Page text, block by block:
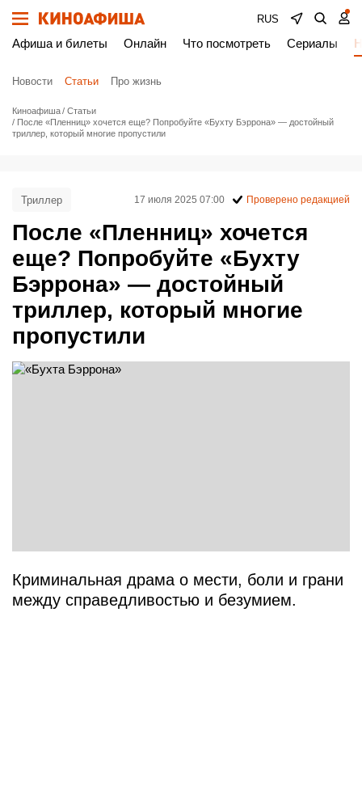
RUS
Афиша и билеты Онлайн Что посмотреть Сериалы
Новости Статьи Про жизнь
Киноафиша
Статьи
После «Пленниц» хочется еще? Попробуйте «Бухту Бэррона» — достойный
триллер, который многие пропустили
После «Пленниц» хочется
еще? Попробуйте «Бухту
Бэррона» — достойный
триллер, который многие
пропустили
Триллер 17 июля 2025 07:00 Проверено редакцией
Криминальная драма о мести, боли и грани
между справедливостью и безумием.